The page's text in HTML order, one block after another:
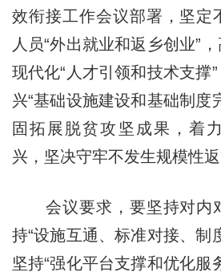
效衔接工作会议部署，坚定
人员“外出就业和返乡创业”
现代化“人才引领和技术支撑
兴“基础设施建设和基础制度
固拓展脱贫攻坚成果，着
兴，坚决守牢不发生规模性返
会议要求，要坚持对内
持“设施互通、标准对接、制
坚持“强化平台支撑和优化服